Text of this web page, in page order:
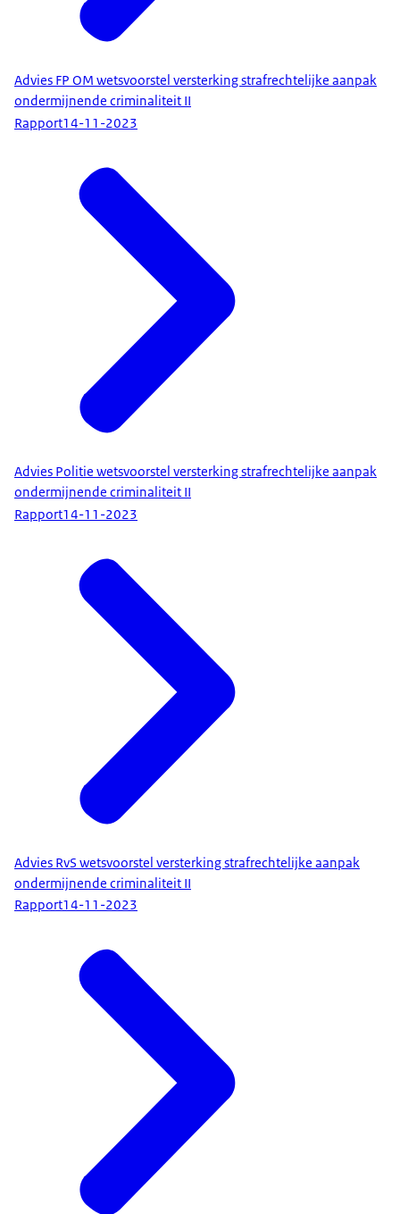
Advies FP OM wetsvoorstel versterking strafrechtelijke aanpak
ondermijnende criminaliteit II
Rapport14-11-2023
Advies Politie wetsvoorstel versterking strafrechtelijke aanpak
ondermijnende criminaliteit II
Rapport14-11-2023
Advies RvS wetsvoorstel versterking strafrechtelijke aanpak
ondermijnende criminaliteit II
Rapport14-11-2023